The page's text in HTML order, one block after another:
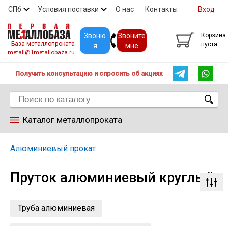
СПб Условия поставки О нас Контакты
Скидки Прайс Покупателям
Вход
База металлопроката
metall@1metallobaza.ru
Звоню
я
Звоните
мне
Корзина
пуста
Получить консультацию и спросить об акциях
Каталог металлопроката
Арматура
Труба профильная
Труба
Алюминиевый прокат
Пруток алюминиевый круглый
Труба алюминиевая